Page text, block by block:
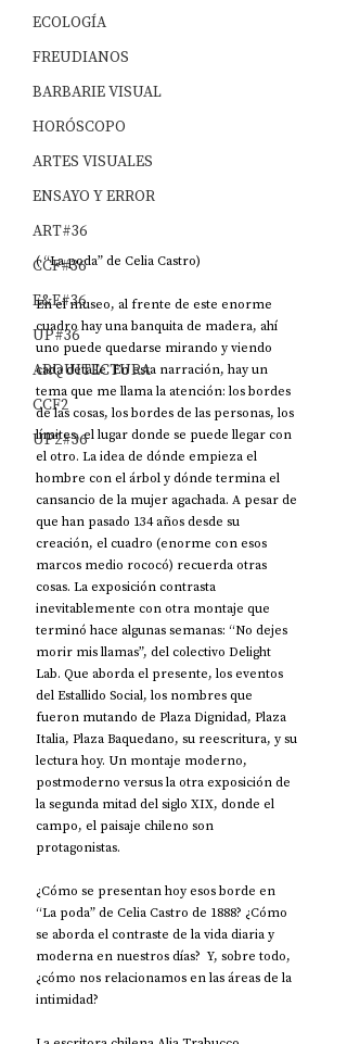
ECOLOGÍA
FREUDIANOS
BARBARIE VISUAL
HORÓSCOPO
ARTES VISUALES
ENSAYO Y ERROR
ART#36
CCF#36
E&E#36
UP#36
ARQUITECTURA
CCF2
UP2#36
( “La poda” de Celia Castro)
En el museo, al frente de este enorme
cuadro hay una banquita de madera, ahí
uno puede quedarse mirando y viendo
cada detalle. En esta narración, hay un
tema que me llama la atención: los bordes
de las cosas, los bordes de las personas, los
límites, el lugar donde se puede llegar con
el otro. La idea de dónde empieza el
hombre con el árbol y dónde termina el
cansancio de la mujer agachada. A pesar de
que han pasado 134 años desde su
creación, el cuadro (enorme con esos
marcos medio rococó) recuerda otras
cosas. La exposición contrasta
inevitablemente con otra montaje que
terminó hace algunas semanas: “No dejes
morir mis llamas”, del colectivo Delight
Lab. Que aborda el presente, los eventos
del Estallido Social, los nombres que
fueron mutando de Plaza Dignidad, Plaza
Italia, Plaza Baquedano, su reescritura, y su
lectura hoy. Un montaje moderno,
postmoderno versus la otra exposición de
la segunda mitad del siglo XIX, donde el
campo, el paisaje chileno son
protagonistas.
¿Cómo se presentan hoy esos borde en
“La poda” de Celia Castro de 1888? ¿Cómo
se aborda el contraste de la vida diaria y
moderna en nuestros días?  Y, sobre todo,
¿cómo nos relacionamos en las áreas de la
intimidad?